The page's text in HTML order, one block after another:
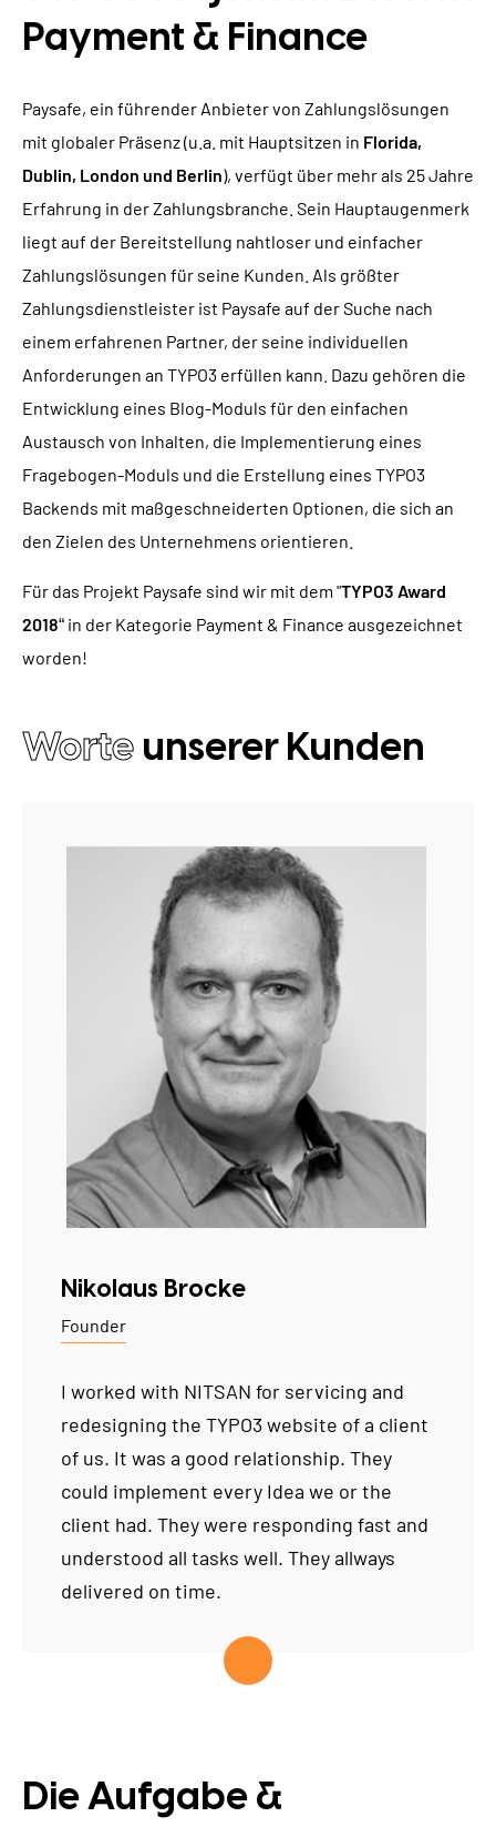
Payment & Finance
Paysafe, ein führender Anbieter von Zahlungslösungen
mit globaler Präsenz (u.a. mit Hauptsitzen in Florida,
Dublin, London und Berlin), verfügt über mehr als 25 Jahre
Erfahrung in der Zahlungsbranche. Sein Hauptaugenmerk
liegt auf der Bereitstellung nahtloser und einfacher
Zahlungslösungen für seine Kunden. Als größter
Zahlungsdienstleister ist Paysafe auf der Suche nach
einem erfahrenen Partner, der seine individuellen
Anforderungen an TYPO3 erfüllen kann. Dazu gehören die
Entwicklung eines Blog-Moduls für den einfachen
Austausch von Inhalten, die Implementierung eines
Fragebogen-Moduls und die Erstellung eines TYPO3
Backends mit maßgeschneiderten Optionen, die sich an
den Zielen des Unternehmens orientieren.
Für das Projekt Paysafe sind wir mit dem "TYPO3 Award
2018“ in der Kategorie Payment & Finance ausgezeichnet
worden!
Worte unserer Kunden
Nikolaus Brocke
Founder
I worked with NITSAN for servicing and
redesigning the TYPO3 website of a client
of us. It was a good relationship. They
could implement every Idea we or the
client had. They were responding fast and
understood all tasks well. They allways
delivered on time.
Die Aufgabe &